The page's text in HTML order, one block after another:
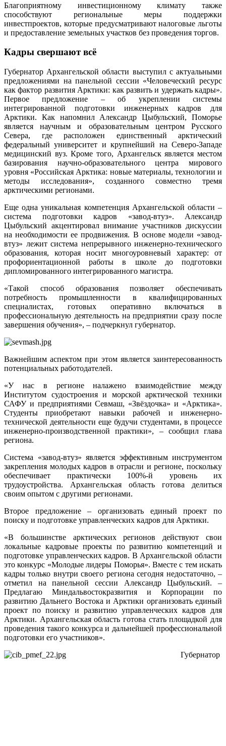
Благоприятному инвестиционному климату также
способствуют региональные меры поддержки
инвестпроектов, которые предусматривают налоговые льготы
и предоставление земельных участков без проведения торгов.
Кадры свершают всё
Губернатор Архангельской области выступил с актуальными
предложениями на панельной сессии «Человеческий ресурс
как фактор развития Арктики: как развить и удержать кадры».
Первое предложение – об укреплении системы
интегрированной подготовки инженерных кадров для
Арктики. Как напомнил Александр Цыбульский, Поморье
является научным и образовательным центром Русского
Севера, где расположен единственный арктический
федеральный университет и крупнейший на Северо-Западе
медицинский вуз. Кроме того, Архангельск является местом
базирования научно-образовательного центра мирового
уровня «Российская Арктика: новые материалы, технологии и
методы исследования», созданного совместно тремя
арктическими регионами.
Еще одна уникальная компетенция Архангельской области –
система подготовки кадров «завод-втуз». Александр
Цыбульский акцентировал внимание участников дискуссии
на необходимости ее продвижения. В основе модели «завод-
втуз» лежит система непрерывного инженерно-технического
образования, которая носит многоуровневый характер: от
профориентационной работы в школе до подготовки
дипломированного интегрированного магистра.
«Такой способ образования позволяет обеспечивать
потребность промышленности в квалифицированных
специалистах, готовых оперативно включаться в
профессиональную деятельность на предприятии сразу после
завершения обучения», – подчеркнул губернатор.
Важнейшим аспектом при этом является заинтересованность
потенциальных работодателей.
«У нас в регионе налажено взаимодействие между
Институтом судостроения и морской арктической техники
САФУ и предприятиями Севмаш, «Звёздочка» и «Арктика».
Студенты приобретают навыки рабочей и инженерно-
технической деятельности еще будучи студентами, в процессе
инженерно-производственной практики», – сообщил глава
региона.
Система «завод-втуз» является эффективным инструментом
закрепления молодых кадров в отрасли и регионе, поскольку
обеспечивает практически 100%-й уровень их
трудоустройства. Архангельская область готова делиться
своим опытом с другими регионами.
Второе предложение – организовать единый проект по
поиску и подготовке управленческих кадров для Арктики.
«В большинстве арктических регионов действуют свои
локальные кадровые проекты по развитию компетенций и
подготовке управленческих кадров. В Архангельской области
это конкурс «Молодые лидеры Поморья». Вместе с тем искать
кадры только внутри своего региона сегодня недостаточно, –
отметил на панельной сессии Александр Цыбульский. –
Предлагаю Миндальвостокразвития и Корпорации по
развитию Дальнего Востока и Арктики организовать единый
проект по поиску и развитию управленческих кадров для
Арктики. Архангельская область готова стать площадкой для
проведения такого конкурса и дальнейшей профессиональной
подготовки его участников».
Губернатор